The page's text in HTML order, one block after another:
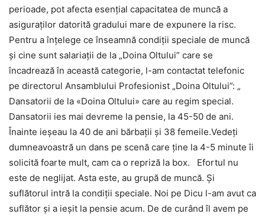
perioade, pot afecta esenţial capacitatea de muncă a
asiguraţilor datorită gradului mare de expunere la risc.
Pentru a înţelege ce înseamnă condiţii speciale de muncă
şi cine sunt salariaţii de la „Doina Oltului” care se
încadrează în această categorie, l-am contactat telefonic
pe directorul Ansamblului Profesionist „Doina Oltului”: „
Dansatorii de la «Doina Oltului» care au regim special.
Dansatorii ies mai devreme la pensie, la 45-50 de ani.
Înainte ieşeau la 40 de ani bărbaţii şi 38 femeile.Vedeţi
dumneavoastră un dans pe scenă care ţine la 4-5 minute îi
solicită foarte mult, cam ca o repriză la box. Efortul nu
este de neglijat. Asta este, au grupă de muncă. Şi
suflătorul intră la condiţii speciale. Noi pe Dicu l-am avut ca
suflător şi a ieşit la pensie acum. De de curând îl avem pe